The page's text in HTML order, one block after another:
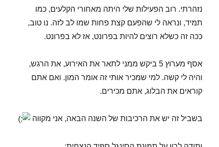
נזהרתי. רוב הפעילות שלי היתה מאחורי הקלעים, כמו
תמיד, ונראה לי שהפעם קצת פחות שמו לב לזה. נו טוב,
ככה זה כשלא רוצים להיות בפרונט, אז לא בפרונט.
אסף מערוץ 5 ביקש ממני לתאר את האירוע, את הרגש,
והיה לי קשה. למי שמכיר אותי זה אומר המון. ואם אתם
קוראים את הבלוג, אתם מכירים.
בשביל זה יש את הרכיבות של השנה הבאה, אני מקווה